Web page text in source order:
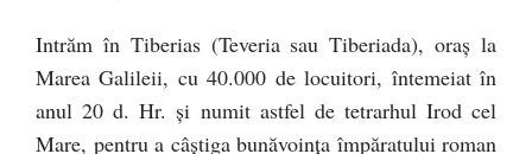
Intrăm în Tiberias (Teveria sau Tiberiada), oraş la
Marea Galileii, cu 40.000 de locuitori, întemeiat în
anul 20 d. Hr. şi numit astfel de tetrarhul Irod cel
Mare, pentru a câştiga bunăvoinţa împăratului roman